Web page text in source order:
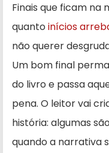
Finais que ficam
quanto inícios
não querer
Um bom final
do livro e passa
pena. O leitor vai
história: algumas
quando a narrativa